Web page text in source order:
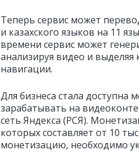
Теперь сервис может
и казахского языков на 11
времени сервис может
анализируя видео и
навигации.
Для бизнеса стала доступна
зарабатывать на
сеть Яндекса (РСЯ).
которых составляет от 10
монетизацию, необходимо